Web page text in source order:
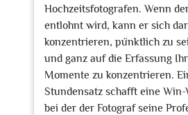
Hochzeitsfotografen. Wenn
entlohnt wird, kann er sich
konzentrieren, pünktlich zu
und ganz auf die Erfassung
Momente zu konzentrieren.
Stundensatz schafft eine
bei der der Fotograf seine